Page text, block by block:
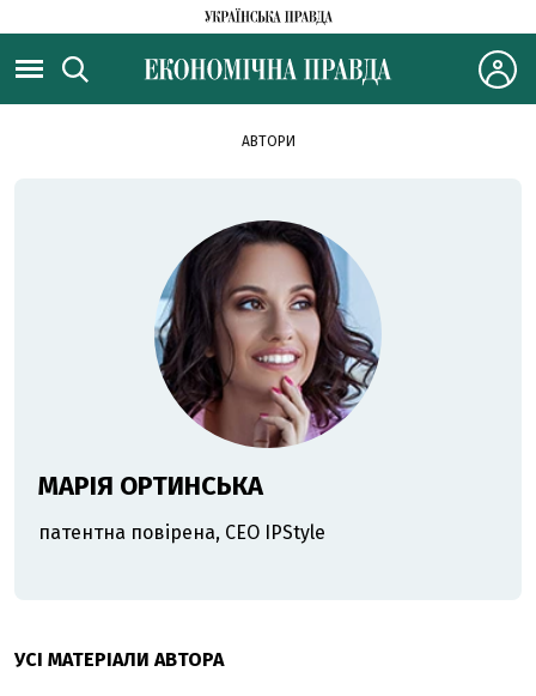
АВТОРИ
МАРІЯ ОРТИНСЬКА
патентна повірена, CEO IPStyle
УСІ МАТЕРІАЛИ АВТОРА